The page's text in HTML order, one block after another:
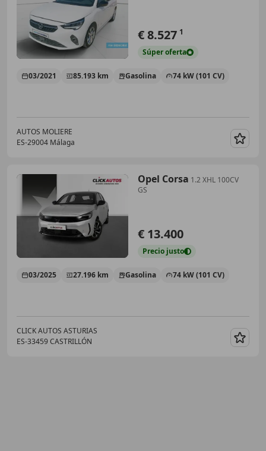
€ 8.527 1
Súperoferta
03/2021 85.193 km Gasolina 74 kW (101 CV)
AUTOS MOLIERE
ES-29004 Málaga
Opel Corsa 1.2 XHL 100CV
GS
€ 13.400
Precio justo
03/2025 27.196 km Gasolina 74 kW (101 CV)
CLICK AUTOS ASTURIAS
ES-33459 CASTRILLÓN